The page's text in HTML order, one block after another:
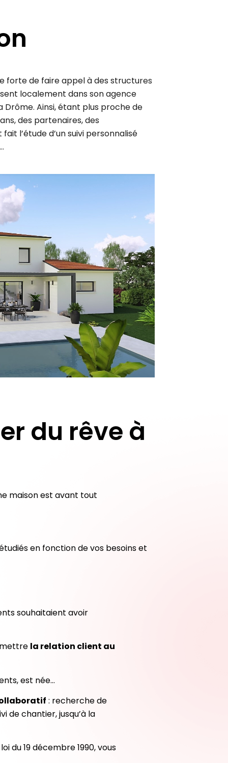
localement dans son agence
Ainsi, étant plus proche de
des partenaires, des
l’étude d’un suivi personnalisé
du rêve à
maison est avant tout
en fonction de vos besoins et
souhaitaient avoir
la relation client au
est née…
: recherche de
de chantier, jusqu’à la
du 19 décembre 1990, vous